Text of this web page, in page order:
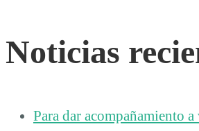
Noticias
Para dar acompañamiento